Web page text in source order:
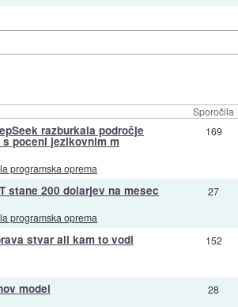
Sporočila
razburkala področje
poceni jezikovnim m
programska oprema
169
stane 200 dolarjev na mesec
programska oprema
27
stvar ali kam to vodi 152
model 28